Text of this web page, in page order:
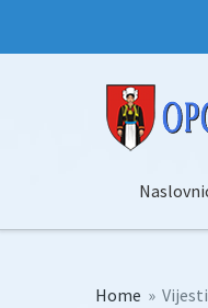
Home » Vijesti